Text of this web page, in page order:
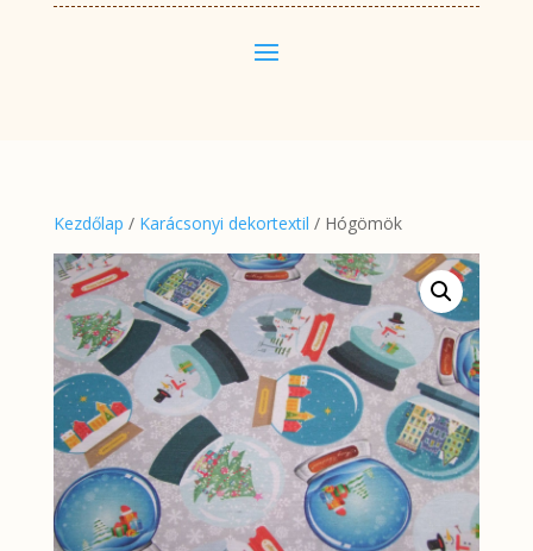
Kezdőlap / Karácsonyi dekortextil / Hógömök